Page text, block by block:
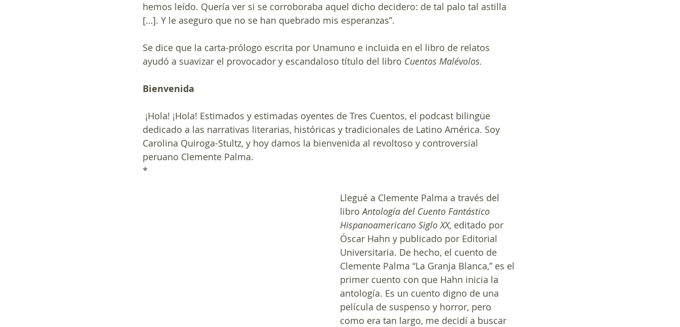
hemos leído. Quería ver si se corroboraba aquel dicho decidero: de tal palo tal astilla
[…]. Y le aseguro que no se han quebrado mis esperanzas”.
Se dice que la carta-prólogo escrita por Unamuno e incluida en el libro de relatos
ayudó a suavizar el provocador y escandaloso título del libro Cuentos Malévolos.
Bienvenida
dedicado a las narrativas literarias, históricas y tradicionales de Latino América. Soy
Carolina Quiroga-Stultz, y hoy damos la bienvenida al revoltoso y controversial
peruano Clemente Palma.
*
Llegué a Clemente Palma a través del
libro Antología del Cuento Fantástico
Hispanoamericano Siglo XX, editado por
Óscar Hahn y publicado por Editorial
Universitaria. De hecho, el cuento de
Clemente Palma “La Granja Blanca,” es el
primer cuento con que Hahn inicia la
antología. Es un cuento digno de una
película de suspenso y horror, pero
como era tan largo, me decidí a buscar